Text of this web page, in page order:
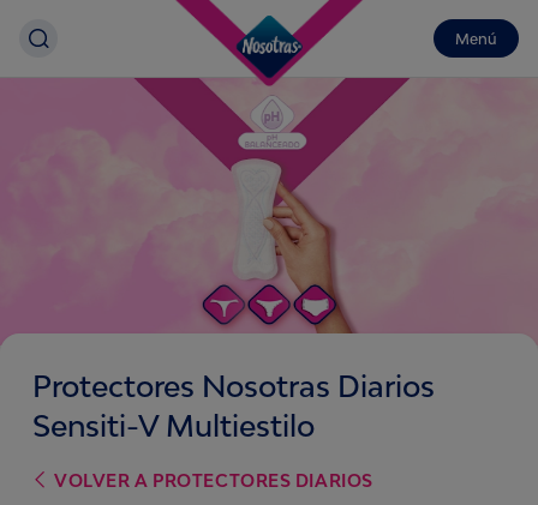
Menú
Protectores Nosotras Diarios
Sensiti-V Multiestilo
VOLVER A PROTECTORES DIARIOS